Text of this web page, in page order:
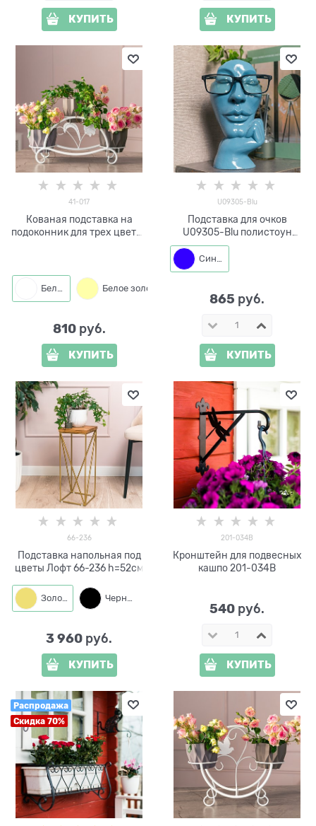
КУПИТЬ КУПИТЬ
41-017
Кованая подставка на
подоконник для трех цветов
Белый
810 руб.
КУПИТЬ
U09305-Blu
Подставка для очков
U09305-Blu полистоун
цв.синий
Синий
865 руб.
КУПИТЬ
66-236
Подставка напольная под
цветы Лофт 66-236 h=52см
Золото Черный
3 960 руб.
КУПИТЬ
201-034B
Кронштейн для подвесных
кашпо 201-034B
540 руб.
КУПИТЬ
Распродажа
Скидка 70%